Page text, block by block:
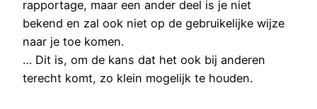
rapportage, maar een ander deel is je niet
bekend en zal ook niet op de gebruikelijke wijze
naar je toe komen.
… Dit is, om de kans dat het ook bij anderen
terecht komt, zo klein mogelijk te houden.